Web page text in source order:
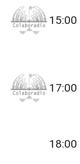
15:00
17:00
18:00